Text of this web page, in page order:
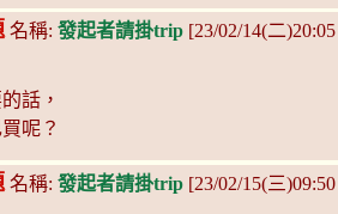
名稱: 發起者請掛trip [23/02/14(二
話，
呢？
名稱: 發起者請掛trip [23/02/15(三